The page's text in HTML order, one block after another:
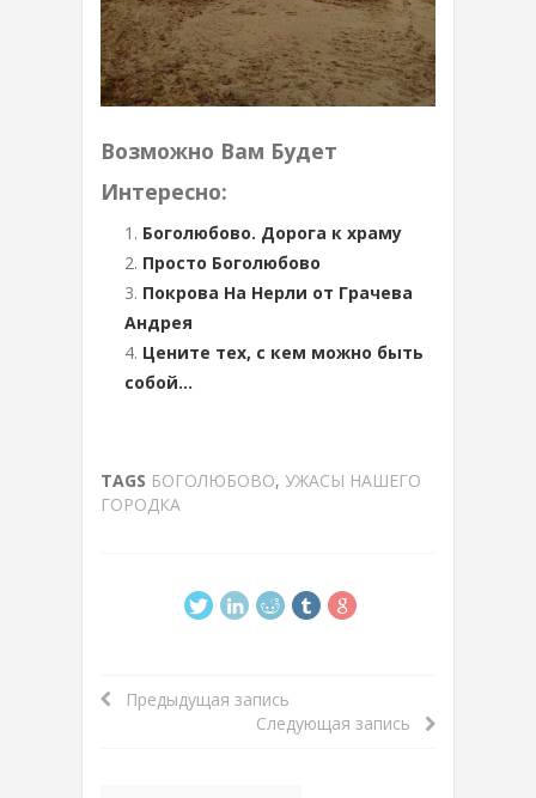
Возможно Вам Будет
Интересно:
Боголюбово. Дорога к храму
Просто Боголюбово
Покрова На Нерли от Грачева
Андрея
Цените тех, с кем можно быть
собой…
TAGS БОГОЛЮБОВО, УЖАСЫ НАШЕГО
ГОРОДКА
Предыдущая запись
Следующая запись